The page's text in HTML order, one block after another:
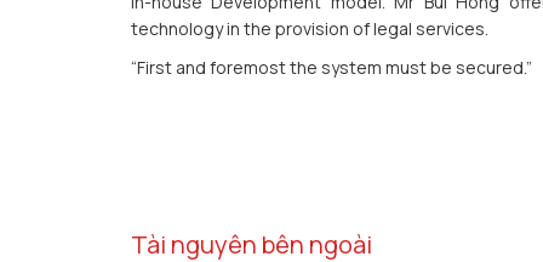
technology in the provision of legal services.
“First and foremost the system must be secured.”
Tài nguyên bên ngoài